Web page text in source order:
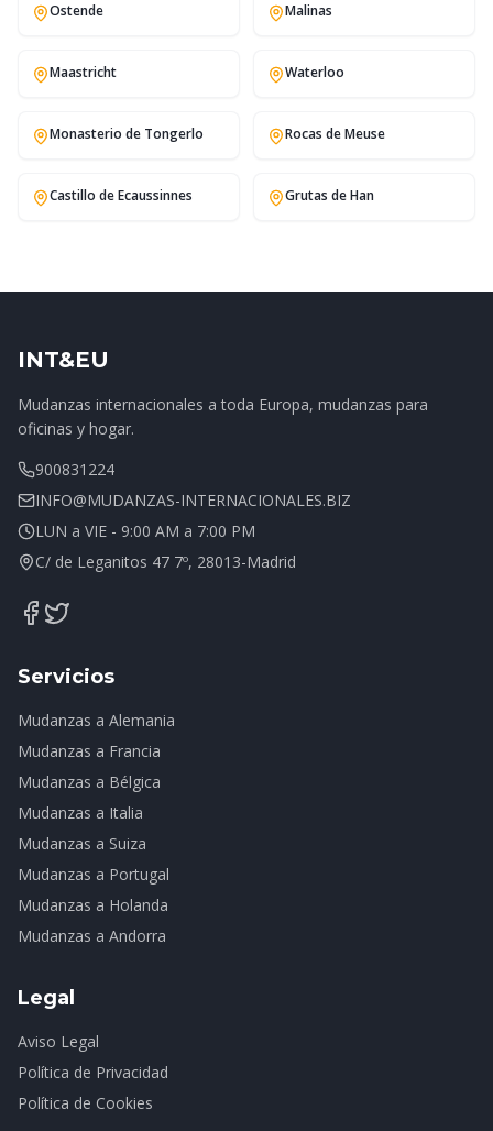
Ostende Malinas
Maastricht Waterloo
Monasterio de Tongerlo Rocas de Meuse
Castillo de Ecaussinnes Grutas de Han
INT&EU
Mudanzas internacionales a toda Europa, mudanzas para
oficinas y hogar.
900831224
INFO@MUDANZAS-INTERNACIONALES.BIZ
LUN a VIE - 9:00 AM a 7:00 PM
C/ de Leganitos 47 7º, 28013-Madrid
Servicios
Mudanzas a Alemania
Mudanzas a Francia
Mudanzas a Bélgica
Mudanzas a Italia
Mudanzas a Suiza
Mudanzas a Portugal
Mudanzas a Holanda
Mudanzas a Andorra
Legal
Aviso Legal
Política de Privacidad
Política de Cookies